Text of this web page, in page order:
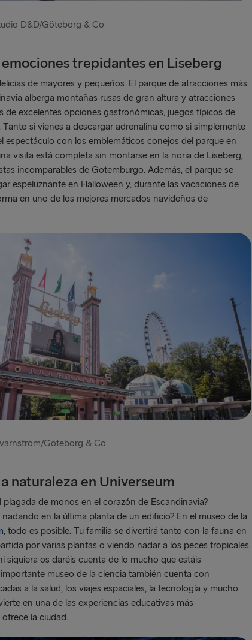
D&D/Göteborg & Co
trepidantes en Liseberg
de mayores y pequeños. El parque de atracciones más
alberga montañas rusas de gran altura y atracciones
de excelentes opciones gastronómicas, juegos típicos de
si vienes a descargar adrenalina como si simplemente
espectáculo con los emblemáticos conejos del parque en
visita está completa sin montarse en la noria de Liseberg,
incomparables de Gotemburgo. Además, el parque se
espeluznante en Halloween y, durante las vacaciones de
en uno de los mejores mercados navideños de
Göteborg & Co
naturaleza en Universeum
plagada de monos en el corazón de Escandinavia?
nadando en la última planta de un edificio? En el museo de la
, todo es posible. Tu familia se divertirá tanto con la fauna en
por varias plantas o viendo nadar a los peces tropicales
siquiera os daréis cuenta de lo mucho que estáis
museo de la ciencia también cuenta con
a la salud, los viajes espaciales, la tecnología y mucho
en una de las experiencias educativas más
la ciudad.